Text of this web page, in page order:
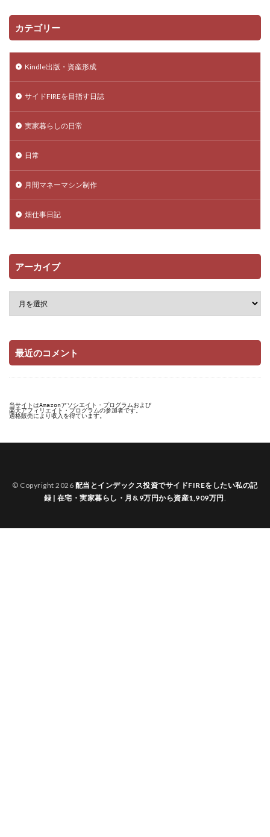
カテゴリー
Kindle出版・資産形成
サイドFIREを目指す日誌
実家暮らしの日常
日常
月間マネーマシン制作
畑仕事日記
アーカイブ
最近のコメント
当サイトはAmazonアソシエイト・プログラムおよび
楽天アフィリエイト・プログラムの参加者です。
適格販売により収入を得ています。
© Copyright 2026 配当とインデックス投資でサイドFIREをしたい私の記
録 | 在宅・実家暮らし・月8.9万円から資産1,909万円.